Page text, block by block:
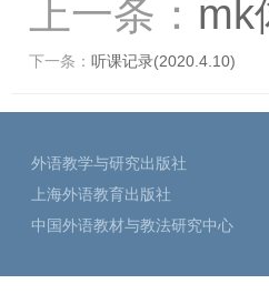
上一条： mk
下一条： 听课记录(2020.4.10)
外语教学与研究出版社
上海外语教育出版社
中国外语教材与教法研究中心